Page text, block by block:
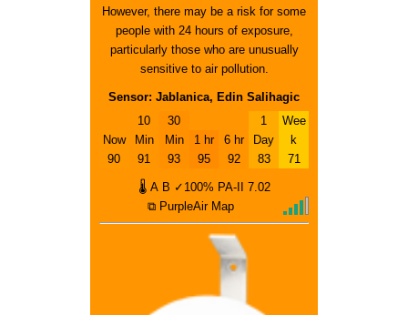
However, there may be a risk for some
people with 24 hours of exposure,
particularly those who are unusually
sensitive to air pollution.
Sensor: Jablanica, Edin Salihagic
Now
90
10
Min
91
30
Min
93
1 hr
95
6 hr
92
1
Day
83
Wee
k
71
🌡 A B ✓100% PA-II
7.02
⧉ PurpleAir Map